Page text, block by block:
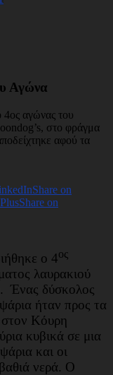
Αγώνα
αγώνας του
στο φράγμα
αφού τα
Share on
Share on
ο 4ος
λαυρακιού
Ένας δύσκολος
ήταν προς τα
στον Κόυρη
κυβικά σε μια
και οι
νερά. Ο